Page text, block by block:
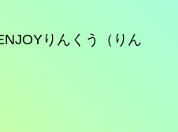
御礼の「グループ席」が
りんくう（りん